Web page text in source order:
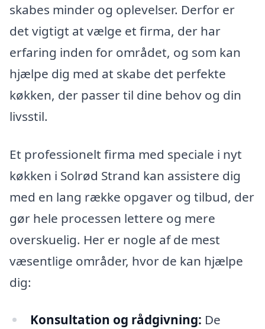
skabes minder og oplevelser. Derfor er
det vigtigt at vælge et firma, der har
erfaring inden for området, og som kan
hjælpe dig med at skabe det perfekte
køkken, der passer til dine behov og din
livsstil.
Et professionelt firma med speciale i nyt
køkken i Solrød Strand kan assistere dig
med en lang række opgaver og tilbud, der
gør hele processen lettere og mere
overskuelig. Her er nogle af de mest
væsentlige områder, hvor de kan hjælpe
dig:
Konsultation og rådgivning: De